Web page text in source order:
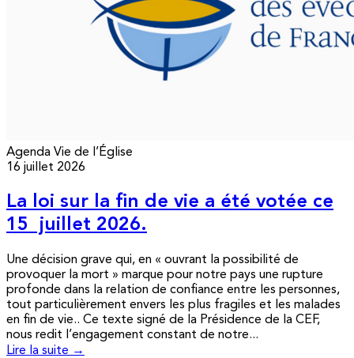
Agenda Vie de l’Église
16 juillet 2026
La loi sur la fin de vie a été votée ce
15 juillet 2026.
Une décision grave qui, en « ouvrant la possibilité de
provoquer la mort » marque pour notre pays une rupture
profonde dans la relation de confiance entre les personnes,
tout particulièrement envers les plus fragiles et les malades
en fin de vie.. Ce texte signé de la Présidence de la CEF,
nous redit l’engagement constant de notre...
Lire la suite →